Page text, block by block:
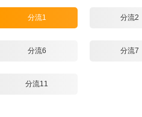
分流1 分流2
分流6 分流7
分流11